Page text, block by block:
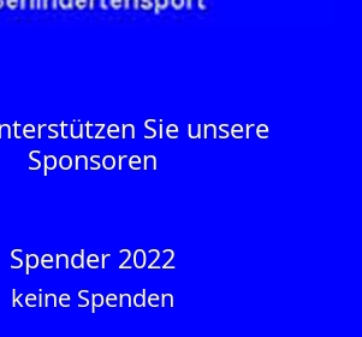
Sie unsere
Sponsoren
Spender 2022
keine Spenden